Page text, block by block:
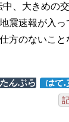
、大きめの
震速報が入
方のないこ